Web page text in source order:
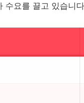
수요를 끌고 있습니